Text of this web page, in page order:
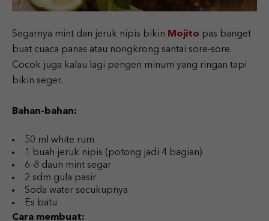
Segarnya mint dan jeruk nipis bikin Mojito pas banget
buat cuaca panas atau nongkrong santai sore-sore.
Cocok juga kalau lagi pengen minum yang ringan tapi
bikin seger.
Bahan-bahan:
50 ml white rum
1 buah jeruk nipis (potong jadi 4 bagian)
6–8 daun mint segar
2 sdm gula pasir
Soda water secukupnya
Es batu
Cara membuat: